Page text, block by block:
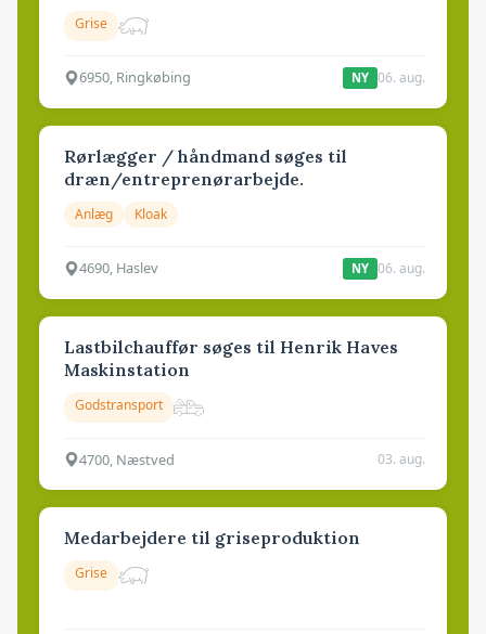
Grise
6950, Ringkøbing NY 06. aug.
Rørlægger / håndmand søges til
dræn/entreprenørarbejde.
Anlæg Kloak
4690, Haslev NY 06. aug.
Lastbilchauffør søges til Henrik Haves
Maskinstation
Godstransport
4700, Næstved 03. aug.
Medarbejdere til griseproduktion
Grise